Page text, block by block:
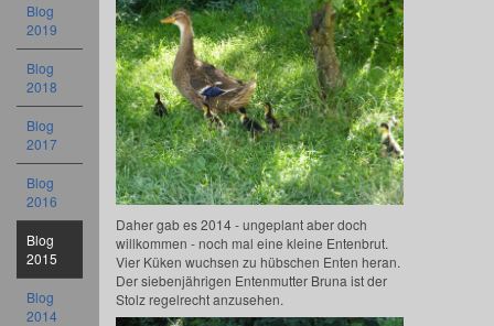
Daher gab es 2014 - ungeplant aber doch
willkommen - noch mal eine kleine Entenbrut.
Vier Küken wuchsen zu hübschen Enten heran.
Der siebenjährigen Entenmutter Bruna ist der
Stolz regelrecht anzusehen.
Blog
2019
Blog
2018
Blog
2017
Blog
2016
Blog
2015
Blog
2014